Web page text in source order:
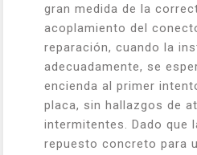
gran medida de la
acoplamiento del
reparación, cuando la
adecuadamente, se
encienda al primer
placa, sin hallazgos de
intermitentes. Dado que
repuesto concreto para